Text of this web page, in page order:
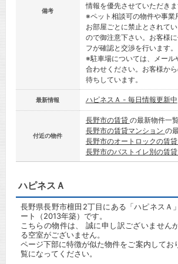
備考
情報を優先させていただきま
※ペット相談可の物件や事業
お部屋ごとに禁止とされて
ので御注意下さい。お客様
フが確認と交渉を行います。
※駐車場については、メール
合わせください。お客様か
待ちしています。
最新情報 ハピネスＡ - 毎日情報更新中
付近の物件
長野市の賃貸 の最新物件一
長野市の賃貸マンション の
長野市のオートロックの賃貸
長野市のバストイレ別の賃貸
ハピネスＡ
長野県長野市檀田2丁目にある「ハピネスＡ
ート（2013年築）です。
こちらの物件は、 誠に申し訳ございません
る空室がございません。
ページ下部に特徴が似た物件をご案内してお
覧になってください。